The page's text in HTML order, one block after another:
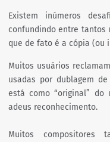
Existem inúmeros
confundindo entre tantos
que de fato é a cópia (ou
Muitos usuários
usadas por dublagem
está como “original”
adeus reconhecimento.
Muitos compositores